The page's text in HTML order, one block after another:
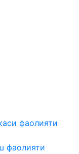
фаолияти
фаолияти